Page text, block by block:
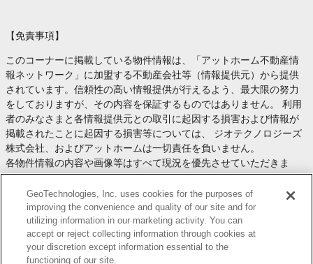
【免責事項】
このコーナーに掲載している物件情報は、「アットホーム不動産情
報ネットワーク」に加盟する不動産会社等（情報提供元）から提供
されています。信頼性の高い情報提供が行えるよう、最大限の努力
をしておりますが、その内容を保証するものではありません。 利用
者のみなさまと各情報提供元との取引に起因する損害および情報が
掲載されたことに起因する損害等については、 ジオテクノロジーズ
株式会社、およびアットホームは一切責任を負いません。
各物件情報の内容や画像等はすべて現況を優先させていただきま
す。
お取引等（お取引の準備、資金調達等を含みます）の際には、内容
や契約条件等について、 各情報提供元より十分な説明を受け、ご自
身でご確認の上、判断してください。
このコーナーへの物件情報のご掲載、その他不動産業務ソリューシ
ョン等についての不動産会社様のお問合せはこちら
GeoTechnologies, Inc. uses cookies for the purposes of
improving the convenience and quality of our site and for
utilizing information in our marketing activity. You can
accept or reject collecting information through cookies at
your discretion except information essential to the
functioning of our site.